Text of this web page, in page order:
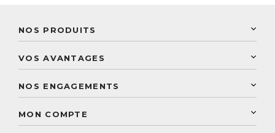
NOS PRODUITS
Laboratoire Landais
Découvrez le catalogue
VOS AVANTAGES
Paiement sécurisé
Conseils personnalisés
NOS ENGAGEMENTS
MON COMPTE